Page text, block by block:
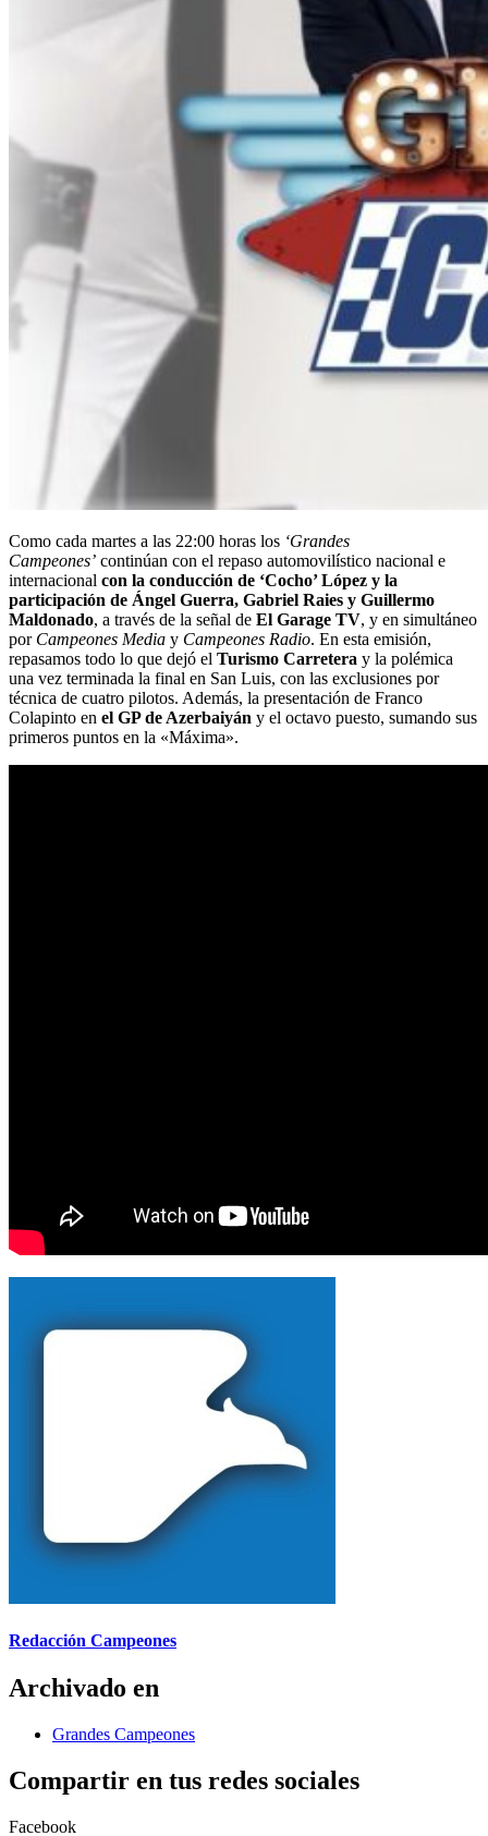
Como cada martes a las 22:00 horas los ‘Grandes
Campeones’ continúan con el repaso automovilístico nacional e
internacional con la conducción de ‘Cocho’ López y la
participación de Ángel Guerra, Gabriel Raies y Guillermo
Maldonado, a través de la señal de El Garage TV, y en simultáneo
porCampeones Media y Campeones Radio. En esta emisión,
repasamos todo lo que dejó el Turismo Carretera y la polémica
una vez terminada la final en San Luis, con las exclusiones por
técnica de cuatro pilotos. Además, la presentación de Franco
Colapinto en el GP de Azerbaiyán y el octavo puesto, sumando sus
primeros puntos en la «Máxima».
Redacción Campeones
Archivado en
Grandes Campeones
Compartir en tus redes sociales
Facebook